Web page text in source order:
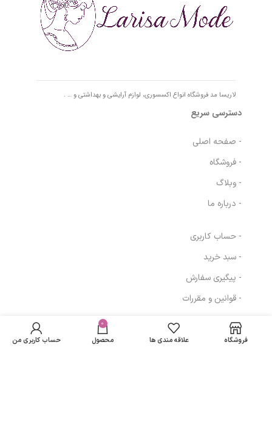
لاریسا مد فروشگاه انواع اکسسوری، لوازم آرایشی و بهداشتی و … .
دسترسی سریع
- صفحه اصلی
- فروشگاه
- وبلاگ
- درباره ما
- حساب کاربری
- سبد خرید
- پیگیری سفارش
- قوانین و مقررات
مسیرهای ارتباطی
شامپو گیاهی مناسب
extract shampoo
تومان
باشد فروشگاه علاقه مندی ها
0
محصول حساب کاربری من